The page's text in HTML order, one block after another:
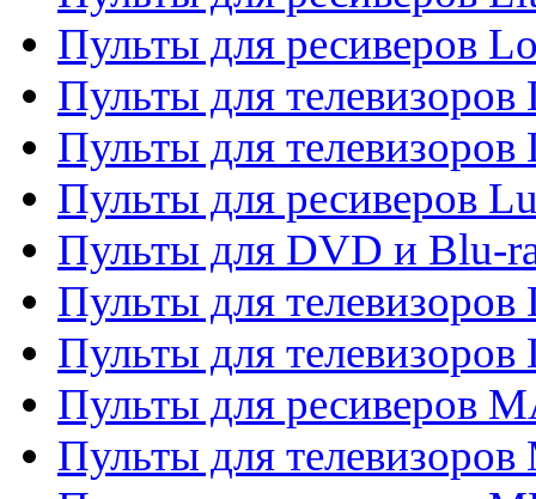
Пульты для ресиверов
Пульты для телевизоров
Пульты для
Пульты для ресиверов
Пульты для DVD и Blu-
Пульты для телевизоров
Пульты для телевизоров
Пульты для ресиверов
Пульты для телевизоров